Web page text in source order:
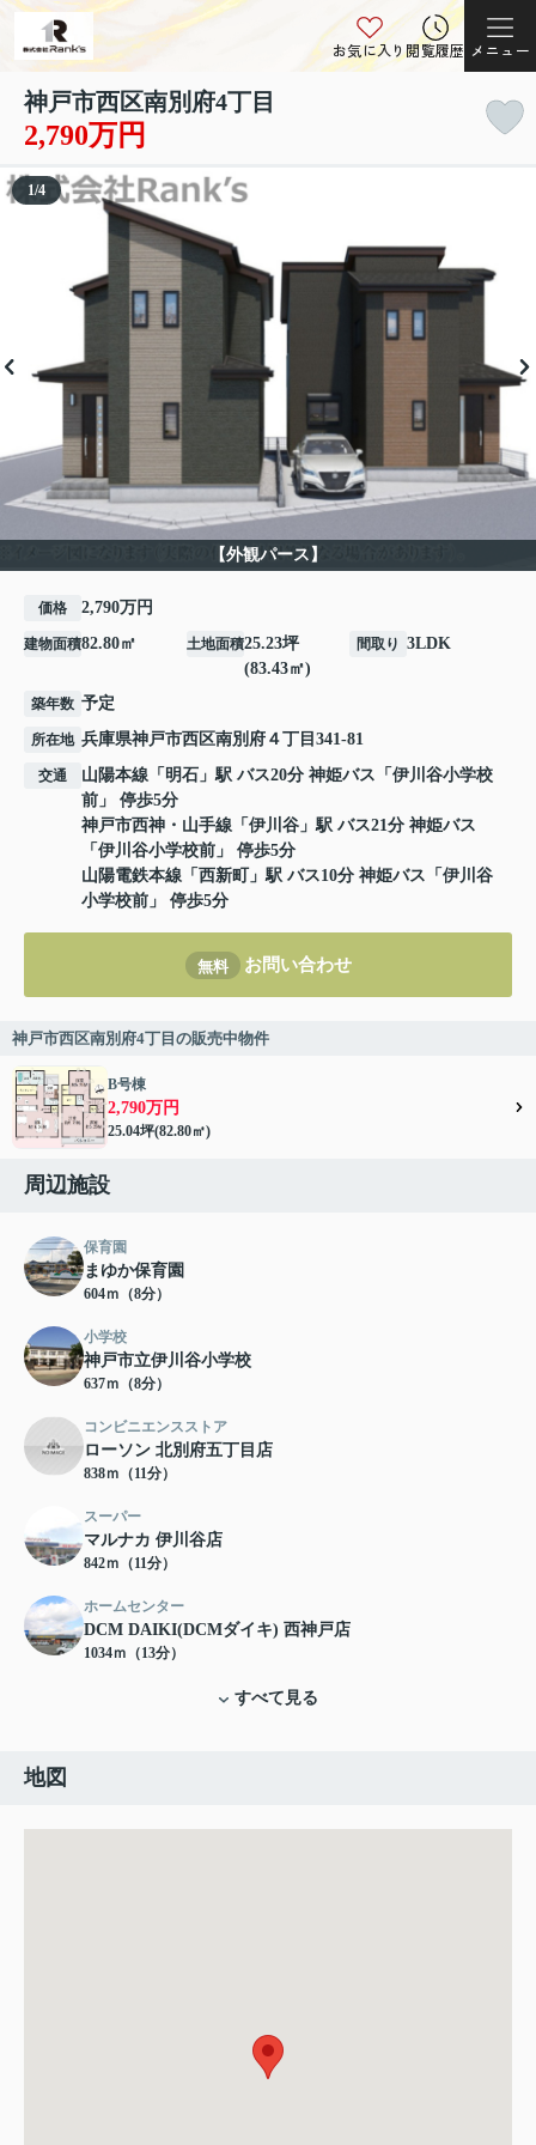
お気に入り閲覧履歴 メニュー
神戸市西区南別府4丁目
2,790万円
【外観パース】
1/4
価格 2,790万円
建物面積82.80㎡ 土地面積25.23坪
(83.43㎡)
間取り 3LDK
築年数 予定
所在地 兵庫県神戸市西区南別府 ４丁目341-81
交通 山陽本線 「 明石 」駅 バス20分 神姫バス「伊川谷小学校
前」 停歩5分
神戸市西神・山手線 「 伊川谷 」駅 バス21分 神姫バス
「伊川谷小学校前」 停歩5分
山陽電鉄本線 「 西新町
」駅 バス10分 神姫バス「伊川谷
小学校前」 停歩5分
無料 お問い合わせ
神戸市西区南別府4丁目の販売中物件
B号棟
2,790万円
25.04坪(82.80㎡)
周辺施設
保育園
まゆか保育園
604ｍ（8分）
小学校
神戸市立伊川谷小学校
637ｍ（8分）
コンビニエンスストア
ローソン 北別府五丁目店
838ｍ（11分）
スーパー
マルナカ 伊川谷店
842ｍ（11分）
ホームセンター
DCM DAIKI(DCMダイキ) 西神戸店
1034ｍ（13分）
すべて見る
地図